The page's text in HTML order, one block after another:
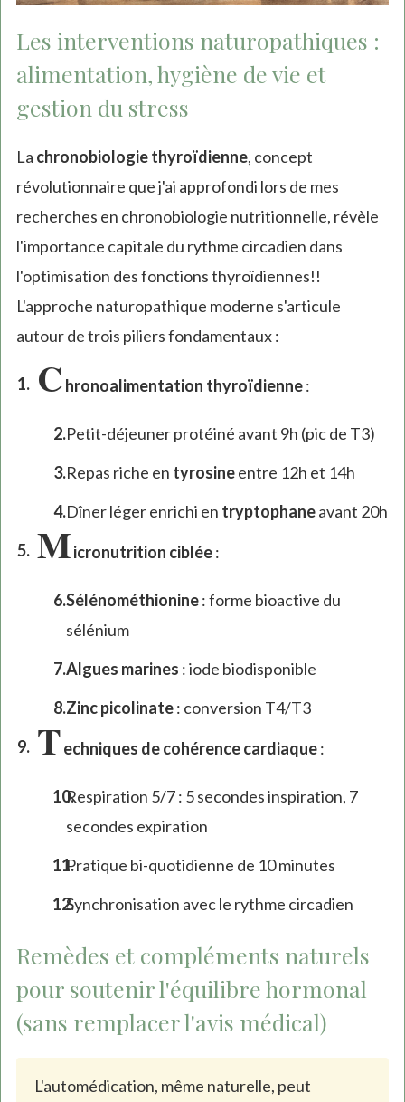
Les interventions naturopathiques :
alimentation, hygiène de vie et
gestion du stress
La chronobiologie thyroïdienne, concept
révolutionnaire que j'ai approfondi lors de mes
recherches en chronobiologie nutritionnelle, révèle
l'importance capitale du rythme circadien dans
l'optimisation des fonctions thyroïdiennes!!
L'approche naturopathique moderne s'articule
autour de trois piliers fondamentaux :
Chronoalimentation thyroïdienne:
Petit-déjeuner protéiné avant 9h (pic de T3)
Repas riche en tyrosineentre 12h et 14h
Dîner léger enrichi en tryptophaneavant 20h
Micronutrition ciblée:
Sélénométhionine: forme bioactive du
sélénium
Algues marines : iode biodisponible
Zinc picolinate: conversion T4/T3
Techniques de cohérence cardiaque:
Respiration 5/7 : 5 secondes inspiration, 7
secondes expiration
Pratique bi-quotidienne de 10 minutes
Synchronisation avec le rythme circadien
Remèdes et compléments naturels
pour soutenir l'équilibre hormonal
(sans remplacer l'avis médical)
L'automédication, même naturelle, peut